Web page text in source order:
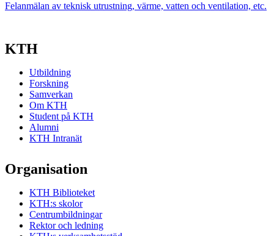
Felanmälan av teknisk utrustning, värme, vatten och ventilation, etc.
KTH
Utbildning
Forskning
Samverkan
Om KTH
Student på KTH
Alumni
KTH Intranät
Organisation
KTH Biblioteket
KTH:s skolor
Centrumbildningar
Rektor och ledning